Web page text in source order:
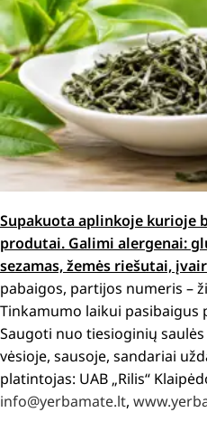
Supakuota aplinkoje kurioje
produtai. Galimi alergenai: g
sezamas, žemės riešutai,
pabaigos, partijos numeris –
Tinkamumo laikui
Saugoti nuo tiesioginių
vėsioje, sausoje, sandariai
platintojas: UAB „Rilis“
info@yerbamate.lt,